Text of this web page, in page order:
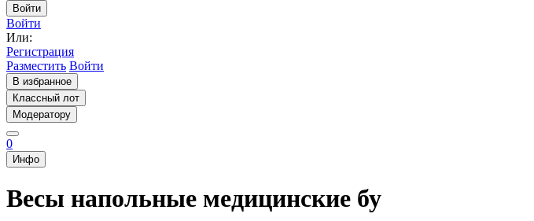
Войти
Войти
Или:
Регистрация
Разместить Войти
В избранное
Классный лот
Модератору
0
Инфо
Весы напольные медицинские бу